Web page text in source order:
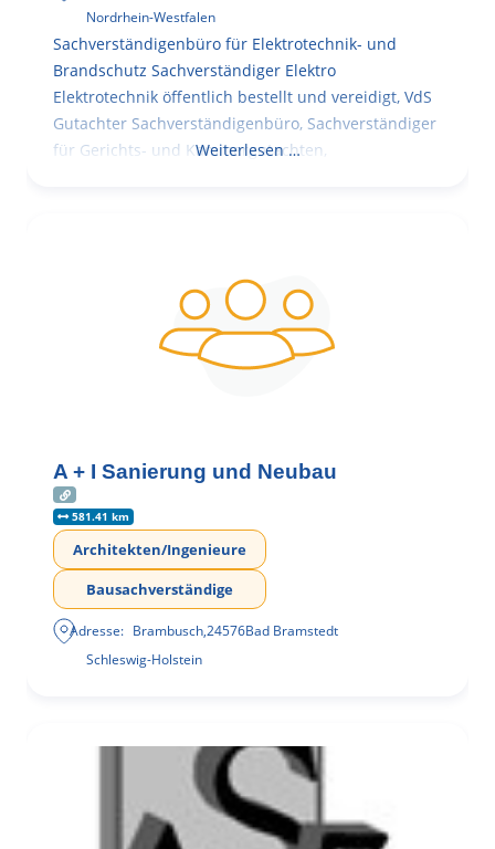
Nordrhein-Westfalen
Sachverständigenbüro für Elektrotechnik- und
Brandschutz Sachverständiger Elektro
Elektrotechnik öffentlich bestellt und vereidigt, VdS
Gutachter Sachverständigenbüro, Sachverständiger
für Gerichts- und Kammergutachten,
Weiterlesen …
A + I Sanierung und Neubau
581.41 km
Architekten/Ingenieure
Bausachverständige
Adresse: Brambusch,24576Bad Bramstedt
Schleswig-Holstein